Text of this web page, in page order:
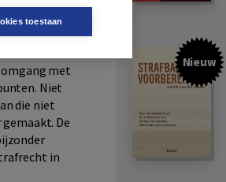
van
met
Niet
die niet
De
in
Nieuw
toestaan